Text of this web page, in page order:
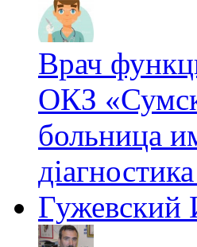
Врач
ОКЗ
больница
Гужевский